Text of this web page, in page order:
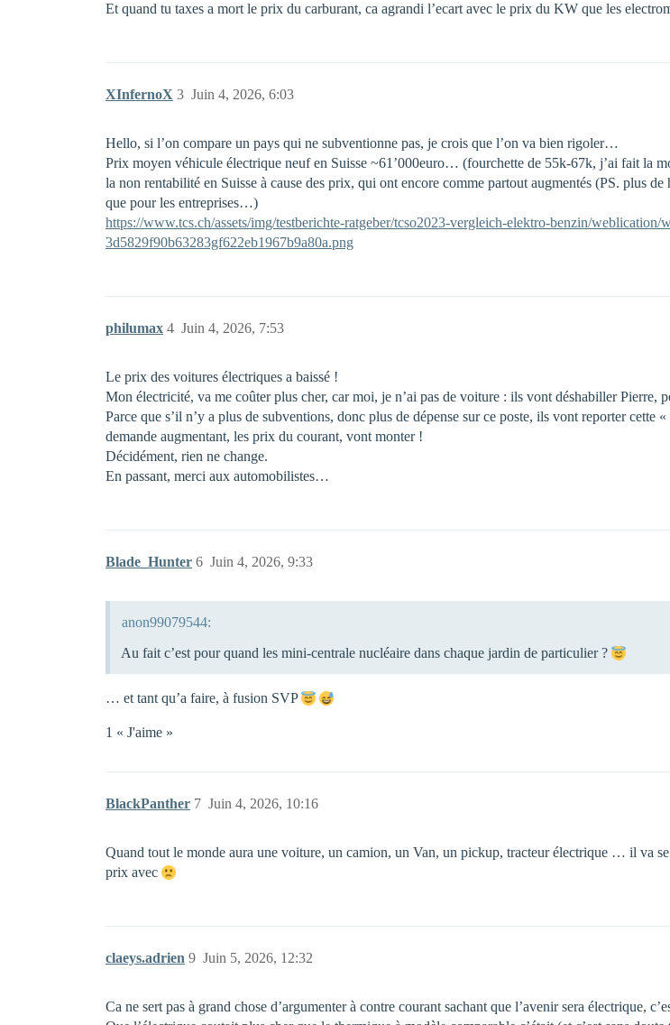
Et quand tu taxes a mort le prix du carburant, ca agrandi l’ecart avec le prix du KW que les
XInfernoX Juin 4, 2026, 6:03
3
Hello, si l’on compare un pays qui ne subventionne pas, je crois que l’on va bien rigoler…
Prix moyen véhicule électrique neuf en Suisse ~61’000euro… (fourchette de 55k-67k, j’ai fait la
la non rentabilité en Suisse à cause des prix, qui ont encore comme partout augmentés (PS. plus
que pour les entreprises…)
https://www.tcs.ch/assets/img/testberichte-ratgeber/tcso2023-vergleich-elektro-benzin/
3d5829f90b63283gf622eb1967b9a80a.png
philumax Juin 4, 2026, 7:53
4
Le prix des voitures électriques a baissé !
Mon électricité, va me coûter plus cher, car moi, je n’ai pas de voiture : ils vont déshabiller Pierre,
Parce que s’il n’y a plus de subventions, donc plus de dépense sur ce poste, ils vont reporter
demande augmentant, les prix du courant, vont monter !
Décidément, rien ne change.
En passant, merci aux automobilistes…
Blade_Hunter Juin 4, 2026, 9:33
6
anon99079544:
Au fait c’est pour quand les mini-centrale nucléaire dans chaque jardin de particulier ?
… et tant qu’a faire, à fusion SVP
1 « J'aime »
BlackPanther Juin 4, 2026, 10:16
7
Quand tout le monde aura une voiture, un camion, un Van, un pickup, tracteur électrique … il va
prix avec
claeys.adrien Juin 5, 2026, 12:32
9
Ca ne sert pas à grand chose d’argumenter à contre courant sachant que l’avenir sera électrique,